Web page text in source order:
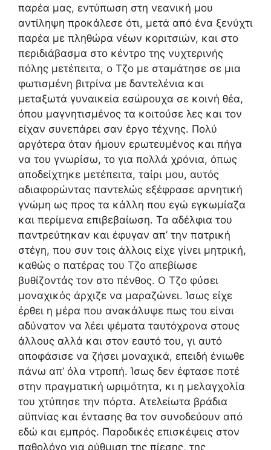
παρέα μας, εντύπωση στη νεανική μου
αντίληψη προκάλεσε ότι, μετά από ένα ξενύχτι
παρέα με πληθώρα νέων κοριτσιών, και στο
περιδιάβασμα στο κέντρο της νυχτερινής
πόλης μετέπειτα, ο Τζο με σταμάτησε σε μια
φωτισμένη βιτρίνα με δαντελένια και
μεταξωτά γυναικεία εσώρουχα σε κοινή θέα,
όπου μαγνητισμένος τα κοιτούσε λες και τον
είχαν συνεπάρει σαν έργο τέχνης. Πολύ
αργότερα όταν ήμουν ερωτευμένος και πήγα
να του γνωρίσω, το για πολλά χρόνια, όπως
αποδείχτηκε μετέπειτα, ταίρι μου, αυτός
αδιαφορώντας παντελώς εξέφρασε αρνητική
γνώμη ως προς τα κάλλη που εγώ εγκωμίαζα
και περίμενα επιβεβαίωση. Τα αδέλφια του
παντρεύτηκαν και έφυγαν απ’ την πατρική
στέγη, που συν τοις άλλοις είχε γίνει μητρική,
καθώς ο πατέρας του Τζο απεβίωσε
βυθίζοντάς τον στο πένθος. Ο Τζο φύσει
μοναχικός άρχιζε να μαραζώνει. Ίσως είχε
έρθει η μέρα που ανακάλυψε πως του είναι
αδύνατον να λέει ψέματα ταυτόχρονα στους
άλλους αλλά και στον εαυτό του, γι αυτό
αποφάσισε να ζήσει μοναχικά, επειδή ένιωθε
πάνω απ’ όλα ντροπή. Ίσως δεν έφτασε ποτέ
στην πραγματική ωριμότητα, κι η μελαγχολία
του χτύπησε την πόρτα. Ατελείωτα βράδια
αϋπνίας και έντασης θα τον συνοδεύουν από
εδώ και εμπρός. Παροδικές επισκέψεις στον
παθολόγο για ρύθμιση της πίεσης, της